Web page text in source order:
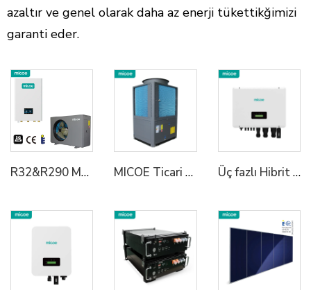
azaltır ve genel olarak daha az enerji tükettikğimizi
garanti eder.
R32&R290 Monoblok Isı Pompaları için Hidrolik Modül Kurulumu Basitleştirir ve Alan Kazandırır MICOE Ticari 50kw Ev Isıtma R290 Buzluk A+++ ERP ile Üç fazlı Hibrit Inverter